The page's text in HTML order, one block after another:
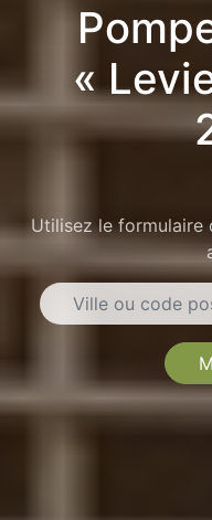
«
Utilisez le formulaire